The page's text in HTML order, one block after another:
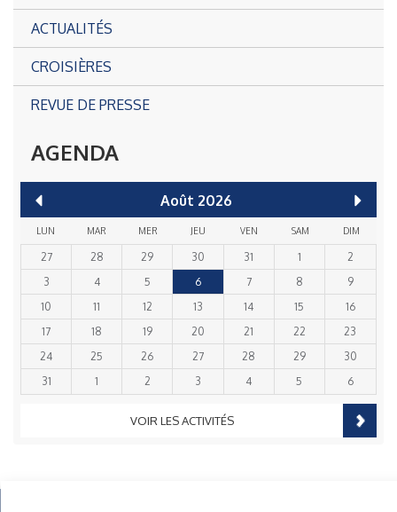
ACTUALITÉS
CROISIÈRES
REVUE DE PRESSE
AGENDA
Août 2026
LUN MAR MER JEU VEN SAM DIM
27 28 29 30 31 1
2
3
4 5 6 7 8
9
10
11 12 13 14 15
16
17
18 19 20 21 22
23
24
25 26 27 28 29
30
31
1 2 3 4 5 6
VOIR LES ACTIVITÉS